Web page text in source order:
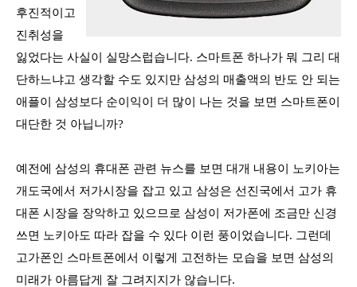
후진적이고
진취성을
잃었다는 사실이 실망스럽습니다. 스마트폰 하나가 뭐 그리 대
단하느냐고 생각할 수도 있지만 삼성의 매출액의 반도 안 되는
애플이 삼성보다 순이익이 더 많이 나는 것을 보면 스마트폰이
대단한 것 아닙니까?
예전에 삼성의 휴대폰 관련 뉴스를 보면 대개 내용이 노키아는
개도국에서 저가시장을 잡고 있고 삼성은 선진국에서 고가 휴
대폰 시장을 장악하고 있으므로 삼성이 저가폰에 조금만 신경
쓰면 노키아도 따라 잡을 수 있다 이런 풍이었습니다. 그런데
고가폰인 스마트폰에서 이렇게 고전하는 모습을 보면 삼성의
미래가 아름답게 잘 그려지지가 않습니다.